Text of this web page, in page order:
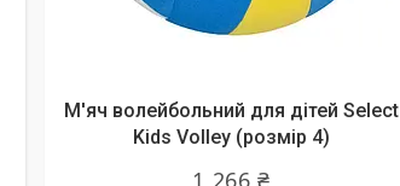
М'яч волейбольний для дітей Select
Kids Volley (розмір 4)
1 266 ₴